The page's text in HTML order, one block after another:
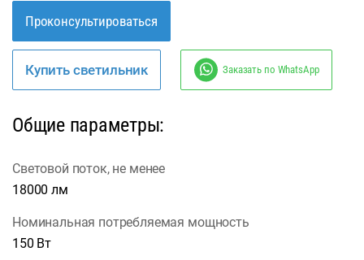
Проконсультироваться
Купить светильник Заказать по WhatsApp
Общие параметры:
Световой поток, не менее
18000 лм
Номинальная потребляемая мощность
150 Вт